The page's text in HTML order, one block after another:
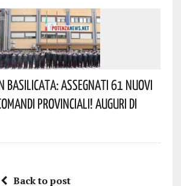
Basilicata: Assegnati 61 Nuovi
Provinciali! Auguri Di
Back to post